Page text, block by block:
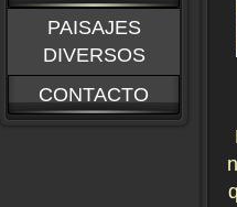
PAISAJES
DIVERSOS
CONTACTO